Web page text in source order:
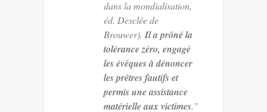
dans la mondialisation,
éd. Desclée de
Brouwer). Il a prôné la
tolérance zéro, engagé
les évêques à dénoncer
les prêtres fautifs et
permis une assistance
matérielle aux victimes."